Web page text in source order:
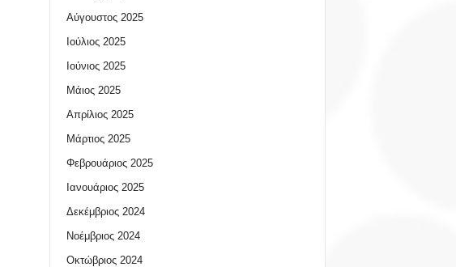
Αύγουστος 2025
Ιούλιος 2025
Ιούνιος 2025
Μάιος 2025
Απρίλιος 2025
Μάρτιος 2025
Φεβρουάριος 2025
Ιανουάριος 2025
Δεκέμβριος 2024
Νοέμβριος 2024
Οκτώβριος 2024